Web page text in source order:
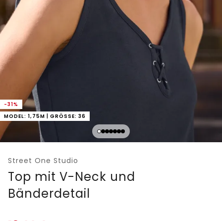
-31%
MODEL: 1,75M | GRÖSSE: 36
Street One Studio
Top mit V-Neck und
Bänderdetail